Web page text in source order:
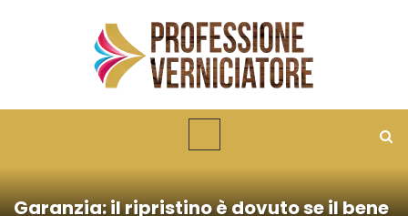
Garanzia: il ripristino è dovuto se il bene